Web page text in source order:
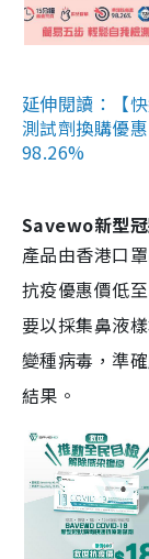
延伸閱讀：【
測試劑換購優
98.26%
Savewo新型
產品由香港口
抗疫優惠價低
要以採集鼻液
變種病毒，準
結果。